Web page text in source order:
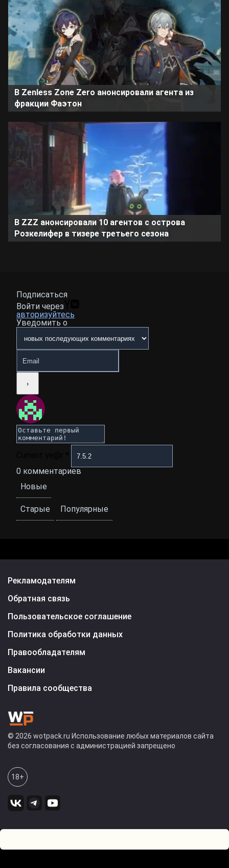
В Zenless Zone Zero анонсировали агента из
фракции Фаэтон
В ZZZ анонсировали 10 агентов с острова
Розкелифер в тизере третьего сезона
Подписаться
Войти через
авторизуйтесь
Уведомить о
0 комментариев
Новые
Старые Популярные
Рекламодателям
Обратная связь
Пользовательское соглашение
Политика обработки данных
Правообладателям
Вакансии
Правила сообщества
© 2026 wotpack.ru Использование любых материалов сайта
без согласования с администрацией запрещено
18+